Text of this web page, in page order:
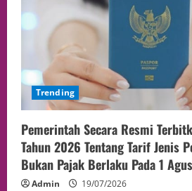
Trending
Pemerintah Secara Resmi
Tahun 2026 Tentang Tarif Jenis
Bukan Pajak Berlaku Pada 1
Admin 19/07/2026